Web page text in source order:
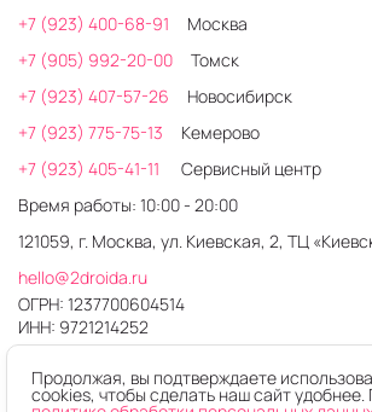
+7 (923) 400-68-91
Москва
+7 (905) 992-20-00
Томск
+7 (923) 407-57-26
Новосибирск
+7 (923) 775-75-13
Кемерово
+7 (923) 405-41-11
Сервисный центр
Время работы: 10:00 - 20:00
121059, г. Москва, ул. Киевская, 2, ТЦ
hello@2droida.ru
ОГРН: 1237700604514
ИНН: 9721214252
Продолжая, вы подтверждаете
cookies, чтобы сделать наш сайт